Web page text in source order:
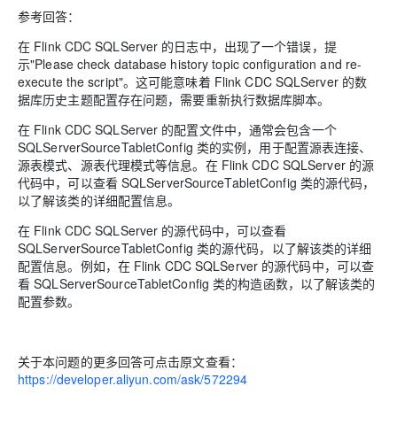
参考回答：
在 Flink CDC SQLServer 的日志中，出现了一个错误，提
示"Please check database history topic configuration and re-
execute the script"。这可能意味着 Flink CDC SQLServer 的数
据库历史主题配置存在问题，需要重新执行数据库脚本。
在 Flink CDC SQLServer 的配置文件中，通常会包含一个
SQLServerSourceTabletConfig 类的实例，用于配置源表连接、
源表模式、源表代理模式等信息。在 Flink CDC SQLServer 的源
代码中，可以查看 SQLServerSourceTabletConfig 类的源代码，
以了解该类的详细配置信息。
在 Flink CDC SQLServer 的源代码中，可以查看
SQLServerSourceTabletConfig 类的源代码，以了解该类的详细
配置信息。例如，在 Flink CDC SQLServer 的源代码中，可以查
看 SQLServerSourceTabletConfig 类的构造函数，以了解该类的
配置参数。
关于本问题的更多回答可点击原文查看：
https://developer.aliyun.com/ask/572294